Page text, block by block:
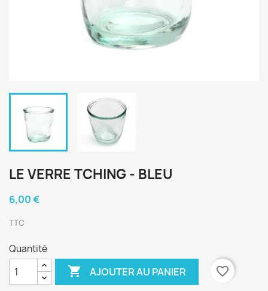
LE VERRE TCHING - BLEU
6,00 €
TTC
Quantité
 AJOUTER AU PANIER favorite_border